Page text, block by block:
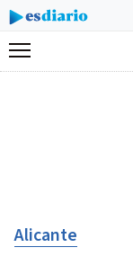
Menú
Alicante